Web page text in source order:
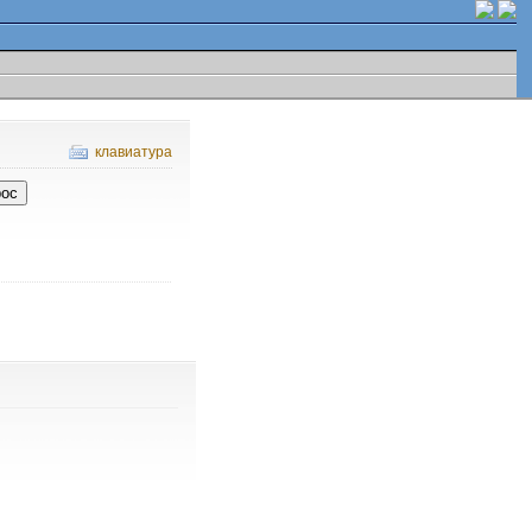
клавиатура